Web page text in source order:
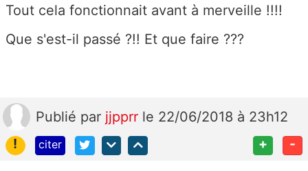
Tout cela fonctionnait avant à merveille !!!!
Que s'est-il passé ?!! Et que faire ???
Publié par jjpprr le 22/06/2018 à 23h12
!
citer + -